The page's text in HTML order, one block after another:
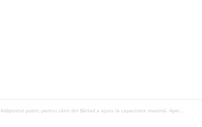
Adăpostul public pentru câini din Bârlad a ajuns la capacitate maximă. Apel...